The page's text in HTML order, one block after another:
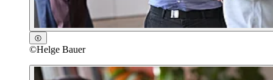
©Helge Bauer